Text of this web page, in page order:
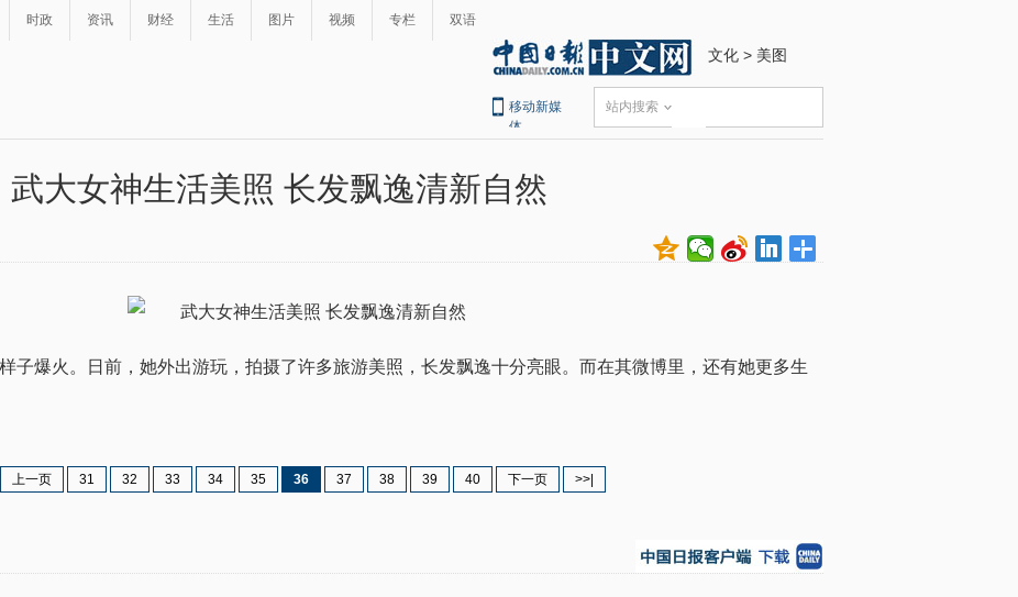
时政 资讯 财经 生活 图片 视频 专栏 双语
文化 > 美图
移动新媒
体
站内搜索
武大女神生活美照 长发飘逸清新自然
子爆火。日前，她外出游玩，拍摄了许多旅游美照，长发飘逸十分亮眼。而在其微博里，还有她更多生
上一页 31 32 33 34 35 36 37 38 39 40 下一页 >>|